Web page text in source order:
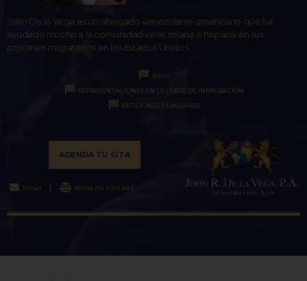
John De la Vega es un abogado venezolano-americano que ha
ayudado mucho a la comunidad venezolana e hispana en sus
procesos migratorios en los Estados Unidos.
ASILO
REPRESENTACIONES EN LA CORTE DE INMIGRACIÓN
PETICIONES FAMILIARES
AGENDA TU CITA
Email Visita mi sitio web